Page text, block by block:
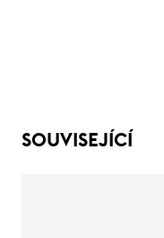
SOUVISEJÍCÍ